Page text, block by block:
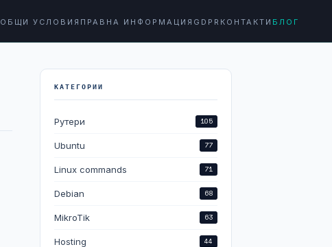
ОБЩИ УСЛОВИЯ ПРАВНА ИНФОРМАЦИЯ GDPR КОНТАКТИ БЛОГ
КАТЕГОРИИ
Рутери 105
Ubuntu 77
Linux commands 71
Debian 68
MikroTik 63
Hosting 44